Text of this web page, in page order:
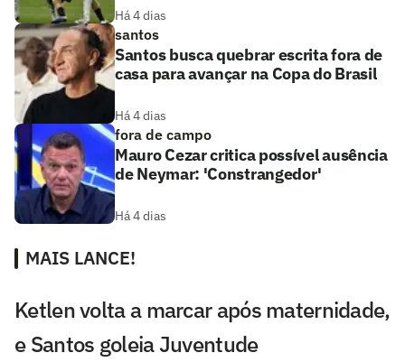
Há 4 dias
santos
Santos busca quebrar escrita fora de
casa para avançar na Copa do Brasil
Há 4 dias
fora de campo
Mauro Cezar critica possível ausência
de Neymar: 'Constrangedor'
Há 4 dias
MAIS LANCE!
Ketlen volta a marcar após maternidade,
e Santos goleia Juventude